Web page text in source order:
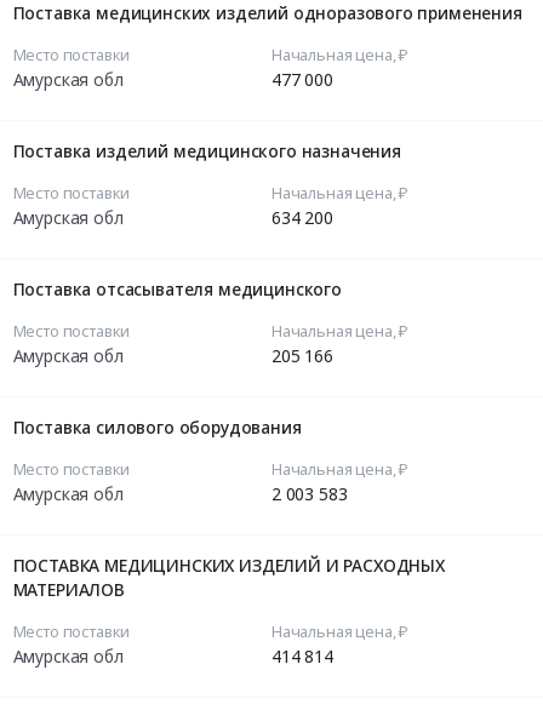
Поставка медицинских изделий одноразового применения
Место поставки
Амурская обл
Начальная цена, ₽
477 000
Поставка изделий медицинского назначения
Место поставки
Амурская обл
Начальная цена, ₽
634 200
Поставка отсасывателя медицинского
Место поставки
Амурская обл
Начальная цена, ₽
205 166
Поставка силового оборудования
Место поставки
Амурская обл
Начальная цена, ₽
2 003 583
ПОСТАВКА МЕДИЦИНСКИХ ИЗДЕЛИЙ И РАСХОДНЫХ
МАТЕРИАЛОВ
Место поставки
Амурская обл
Начальная цена, ₽
414 814